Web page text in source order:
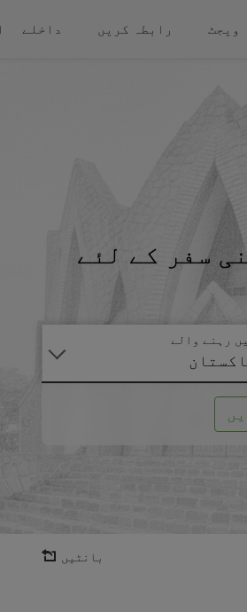
ویجٹ رابطہ کریں داخلے
سفر کے لئے
رہنے والے
بانٹیں